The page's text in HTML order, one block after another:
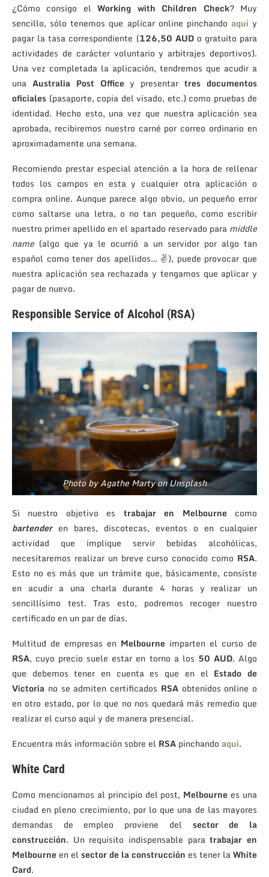
¿Cómo consigo elWorking with Children Check? Muy
sencillo, sólo tenemos que aplicar online pinchando aquíy
pagar la tasa correspondiente (126,50 AUDo gratuito para
actividades de carácter voluntario y arbitrajes deportivos).
Una vez completada la aplicación, tendremos que acudir a
una Australia Post Office y presentartres documentos
oficiales (pasaporte, copia del visado, etc.) como pruebas de
identidad. Hecho esto, una vez que nuestra aplicación sea
aprobada, recibiremos nuestro carné por correo ordinario en
aproximadamente una semana.
Recomiendo prestar especial atención a la hora de rellenar
todos los campos en esta y cualquier otra aplicación o
compra online. Aunque parece algo obvio, un pequeño error
como saltarse una letra, o no tan pequeño, como escribir
nuestro primer apellido en el apartado reservado para middle
name(algo que ya le ocurrió a un servidor por algo tan
español como tener dos apellidos… ✌), puede provocar que
nuestra aplicación sea rechazada y tengamos que aplicar y
pagar de nuevo.
Responsible Service of Alcohol (RSA)
Photo by Agathe Marty on Unsplash
Si nuestro objetivo es trabajar en Melbourne como
bartenderen bares, discotecas, eventos o en cualquier
actividad que implique servir bebidas alcohólicas,
necesitaremos realizar un breve curso conocido como RSA.
Esto no es más que un trámite que, básicamente, consiste
en acudir a una charla durante 4 horas y realizar un
sencillísimo test. Tras esto, podremos recoger nuestro
certificado en un par de días.
Multitud de empresas en Melbourne imparten el curso de
RSA, cuyo precio suele estar en torno a los 50 AUD. Algo
que debemos tener en cuenta es que en el Estado de
Victoria no se admiten certificados RSAobtenidos online o
en otro estado, por lo que no nos quedará más remedio que
realizar el curso aquí y de manera presencial.
Encuentra más información sobre el RSA pinchando aquí.
White Card
Como mencionamos al principio del post, Melbourne es una
ciudad en pleno crecimiento, por lo que una de las mayores
demandas de empleo proviene del sector de la
construcción. Un requisito indispensable paratrabajar en
Melbourne en el sector de la construcción es tener laWhite
Card.